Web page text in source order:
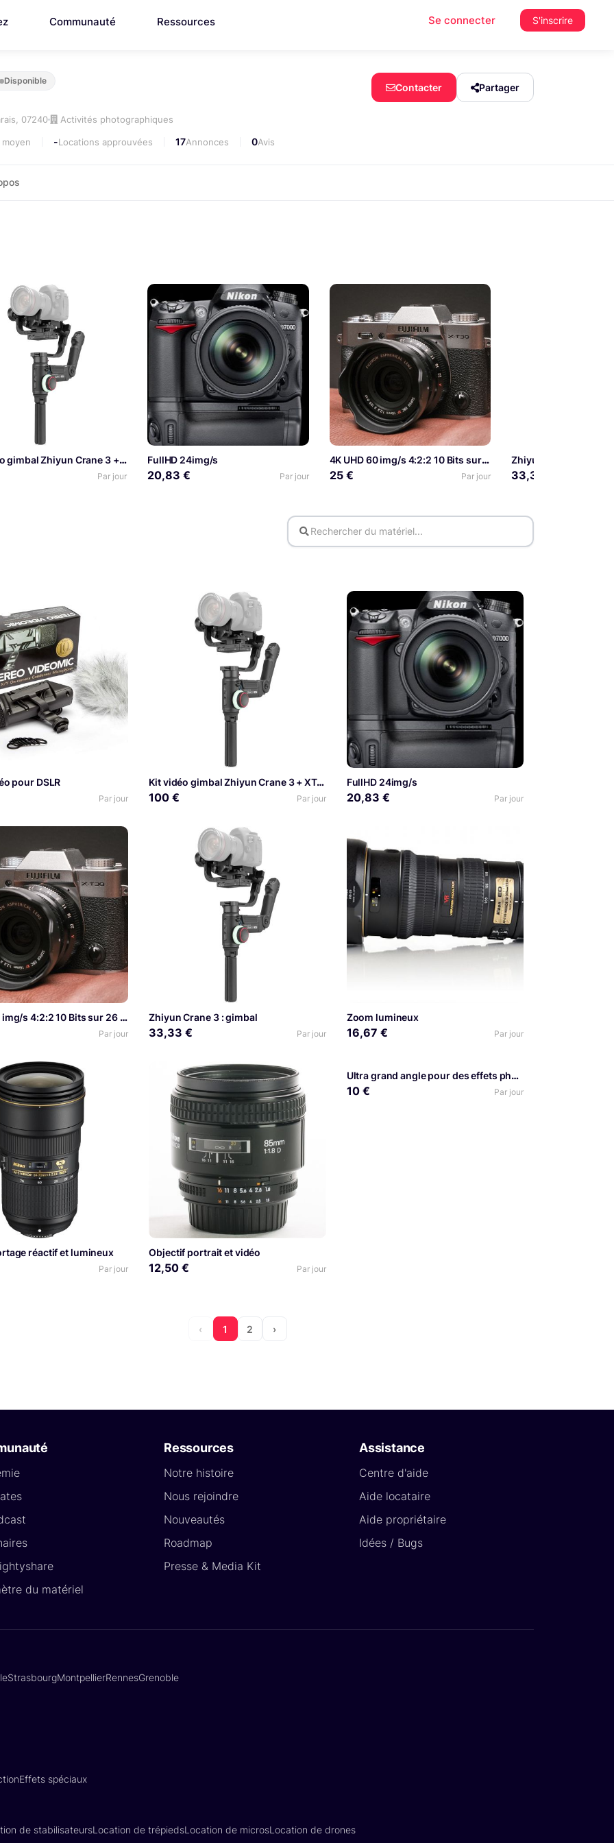
Communauté Ressources Se connecter S'inscrire
Disponible
07240 Activités photographiques
Contacter Partager
moyen -Locations approuvées 17Annonces 0Avis
Kit vidéo gimbal Zhiyun Crane 3 + XT-30
Par jour
FullHD 24img/s
20,83 € Par jour
4K UHD 60 img/s 4:2:2 10 Bits sur 26 Mpx
25 € Par jour
Zhiyun Crane 3 :
33,33 €
pour DSLR
Par jour
Kit vidéo gimbal Zhiyun Crane 3 + XT-30
100 € Par jour
FullHD 24img/s
20,83 € Par jour
4K UHD 60 img/s 4:2:2 10 Bits sur 26 Mpx
Par jour
Zhiyun Crane 3 : gimbal
33,33 € Par jour
Zoom lumineux
16,67 € Par jour
réactif et lumineux
Par jour
Objectif portrait et vidéo
12,50 € Par jour
Ultra grand angle pour des effets photos vidéos originaux
10 € Par jour
‹ 1 2 ›
du matériel
Ressources
Notre histoire
Nous rejoindre
Nouveautés
Roadmap
Presse & Media Kit
Assistance
Centre d'aide
Aide locataire
Aide propriétaire
Idées / Bugs
StrasbourgMontpellierRennesGrenoble
Effets spéciaux
de stabilisateursLocation de trépiedsLocation de microsLocation de drones